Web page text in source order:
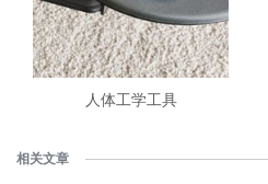
人体工学工具
相关文章